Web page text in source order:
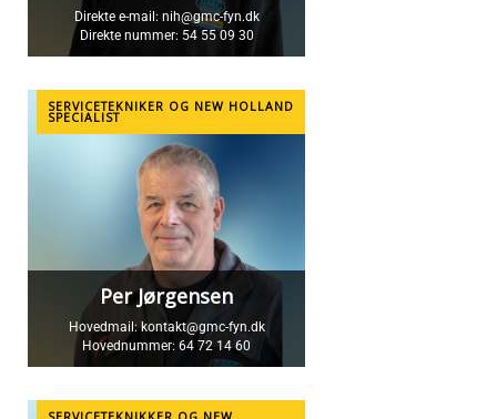
Direkte e-mail: nih@gmc-fyn.dk
Direkte nummer: 54 55 09 30
SERVICETEKNIKER OG NEW HOLLAND
SPECIALIST
Hovedmail: kontakt@gmc-fyn.dk
Hovednummer: 64 72 14 60
Per Jørgensen